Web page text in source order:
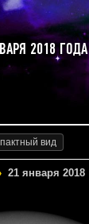
2018 ГОДА
вид
21 января 2018